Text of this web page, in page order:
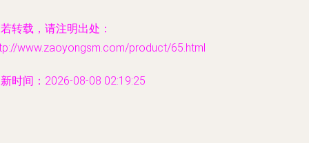
转载，请注明出处：
www.zaoyongsm.com/product/65.html
时间：2026-08-08 02:19:25